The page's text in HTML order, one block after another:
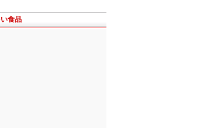
食品